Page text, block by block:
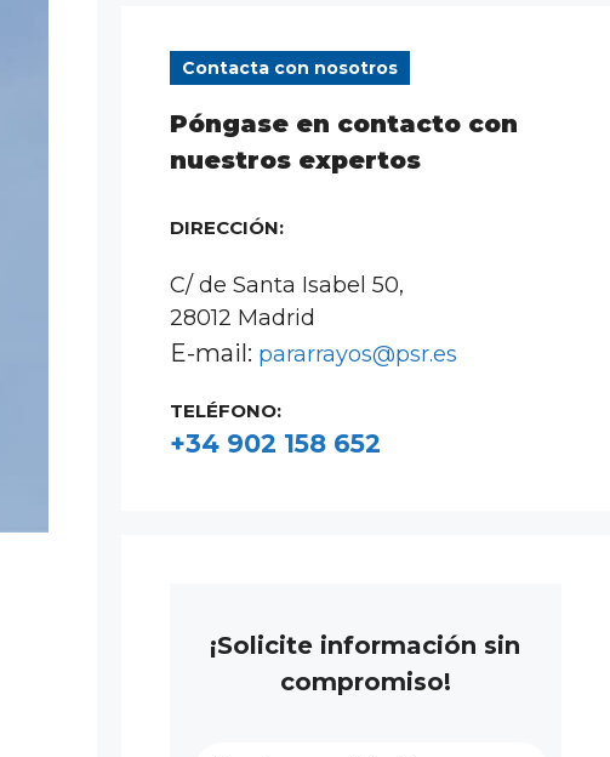
Contacta con nosotros
Póngase en contacto con
nuestros expertos
DIRECCIÓN:
C/ de Santa Isabel 50,
28012 Madrid
E-mail: pararrayos@psr.es
TELÉFONO:
+34 902 158 652
¡Solicite información sin
compromiso!